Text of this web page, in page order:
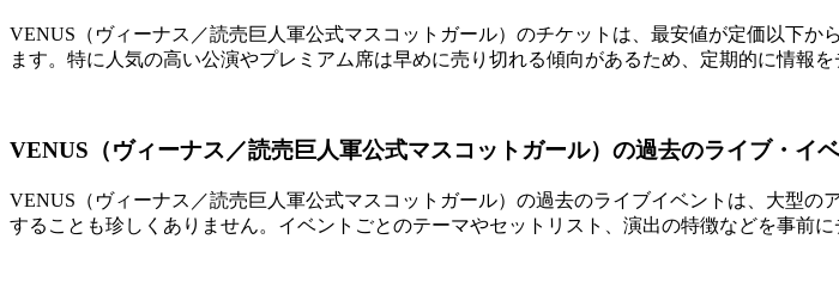
VENUS（ヴィーナス／読売巨人軍公式マスコットガール）のチケットは、最安値が定価以下
ます。特に人気の高い公演やプレミアム席は早めに売り切れる傾向があるため、定期的に情報
VENUS（ヴィーナス／読売巨人軍公式マスコットガール）の過去のライブ・イ
VENUS（ヴィーナス／読売巨人軍公式マスコットガール）の過去のライブイベントは、大型
することも珍しくありません。イベントごとのテーマやセットリスト、演出の特徴などを事前